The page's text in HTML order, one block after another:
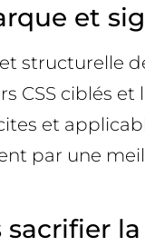
et
structurelle
CSS ciblés
et
par une